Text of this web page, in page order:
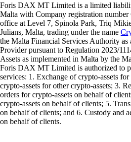
Foris DAX MT Limited is a limited
Malta with Company registration number
office at Level 7, Spinola Park, Triq
Julians, Malta, trading under the name
the Malta Financial Services Authority as
Provider pursuant to Regulation 2023/
Assets as implemented in Malta by the
Foris DAX MT Limited is authorized to
services: 1. Exchange of crypto-assets
crypto-assets for other crypto-assets; 3.
orders for crypto-assets on behalf of
crypto-assets on behalf of clients; 5.
on behalf of clients; and 6. Custody and
on behalf of clients.